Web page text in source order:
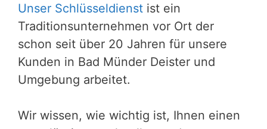
Unser Schlüsseldienst ist ein
Traditionsunternehmen vor Ort der
schon seit über 20 Jahren für unsere
Kunden in Bad Münder Deister und
Umgebung arbeitet.
Wir wissen, wie wichtig ist, Ihnen einen